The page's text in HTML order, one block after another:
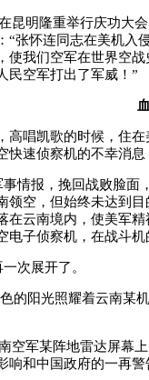
昆明隆重举行庆功大
“张怀连同志在美机入
使我们空军在世界空
民空军打出了军威！”
高唱凯歌的时候，住
快速侦察机的不幸消息
情报，挽回战败脸面
领空，但始终未达到
云南境内，使美军精
子侦察机，在战斗机
次展开了。
的阳光照耀着云南某
空军某阵地雷达屏幕
响和中国政府的一再警